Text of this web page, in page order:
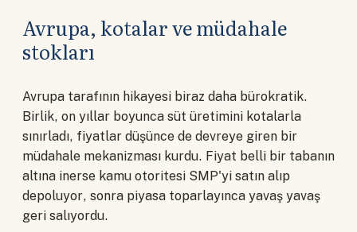
Avrupa, kotalar ve müdahale
stokları
Avrupa tarafının hikayesi biraz daha bürokratik.
Birlik, on yıllar boyunca süt üretimini kotalarla
sınırladı, fiyatlar düşünce de devreye giren bir
müdahale mekanizması kurdu. Fiyat belli bir tabanın
altına inerse kamu otoritesi SMP'yi satın alıp
depoluyor, sonra piyasa toparlayınca yavaş yavaş
geri salıyordu.